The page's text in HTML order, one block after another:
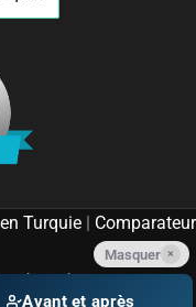
Turquie | Comparateur
réservés.
Masquer ×
Avant et après